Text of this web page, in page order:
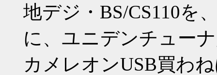
地デジ・BS/CS110を
に、ユニデンチュー
カメレオンUSB買わ